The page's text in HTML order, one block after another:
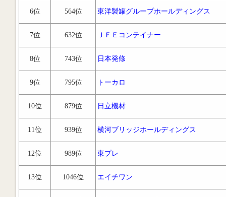
6位 564位 東洋製罐グループホールディングス
7位 632位 ＪＦＥコンテイナー
8位 743位 日本発條
9位 795位 トーカロ
10位 879位 日立機材
11位 939位 横河ブリッジホールディングス
12位 989位 東プレ
13位 1046位 エイチワン